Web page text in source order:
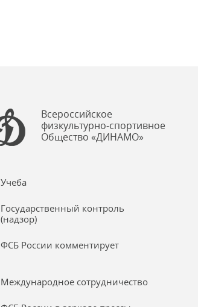
Всероссийское
физкультурно-спортивное
Общество «ДИНАМО»
Учеба
Государственный контроль
(надзор)
ФСБ России комментирует
Международное сотрудничество